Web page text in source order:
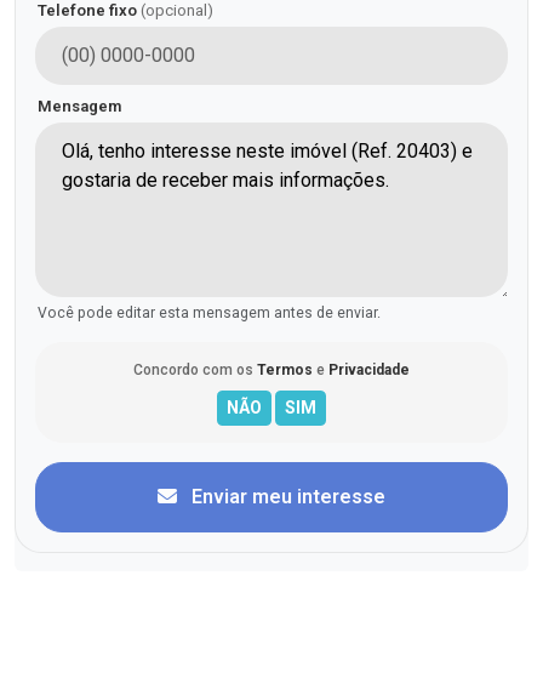
Telefone fixo (opcional)
Mensagem
Você pode editar esta mensagem antes de enviar.
Concordo com os Termos e Privacidade
Enviar meu interesse